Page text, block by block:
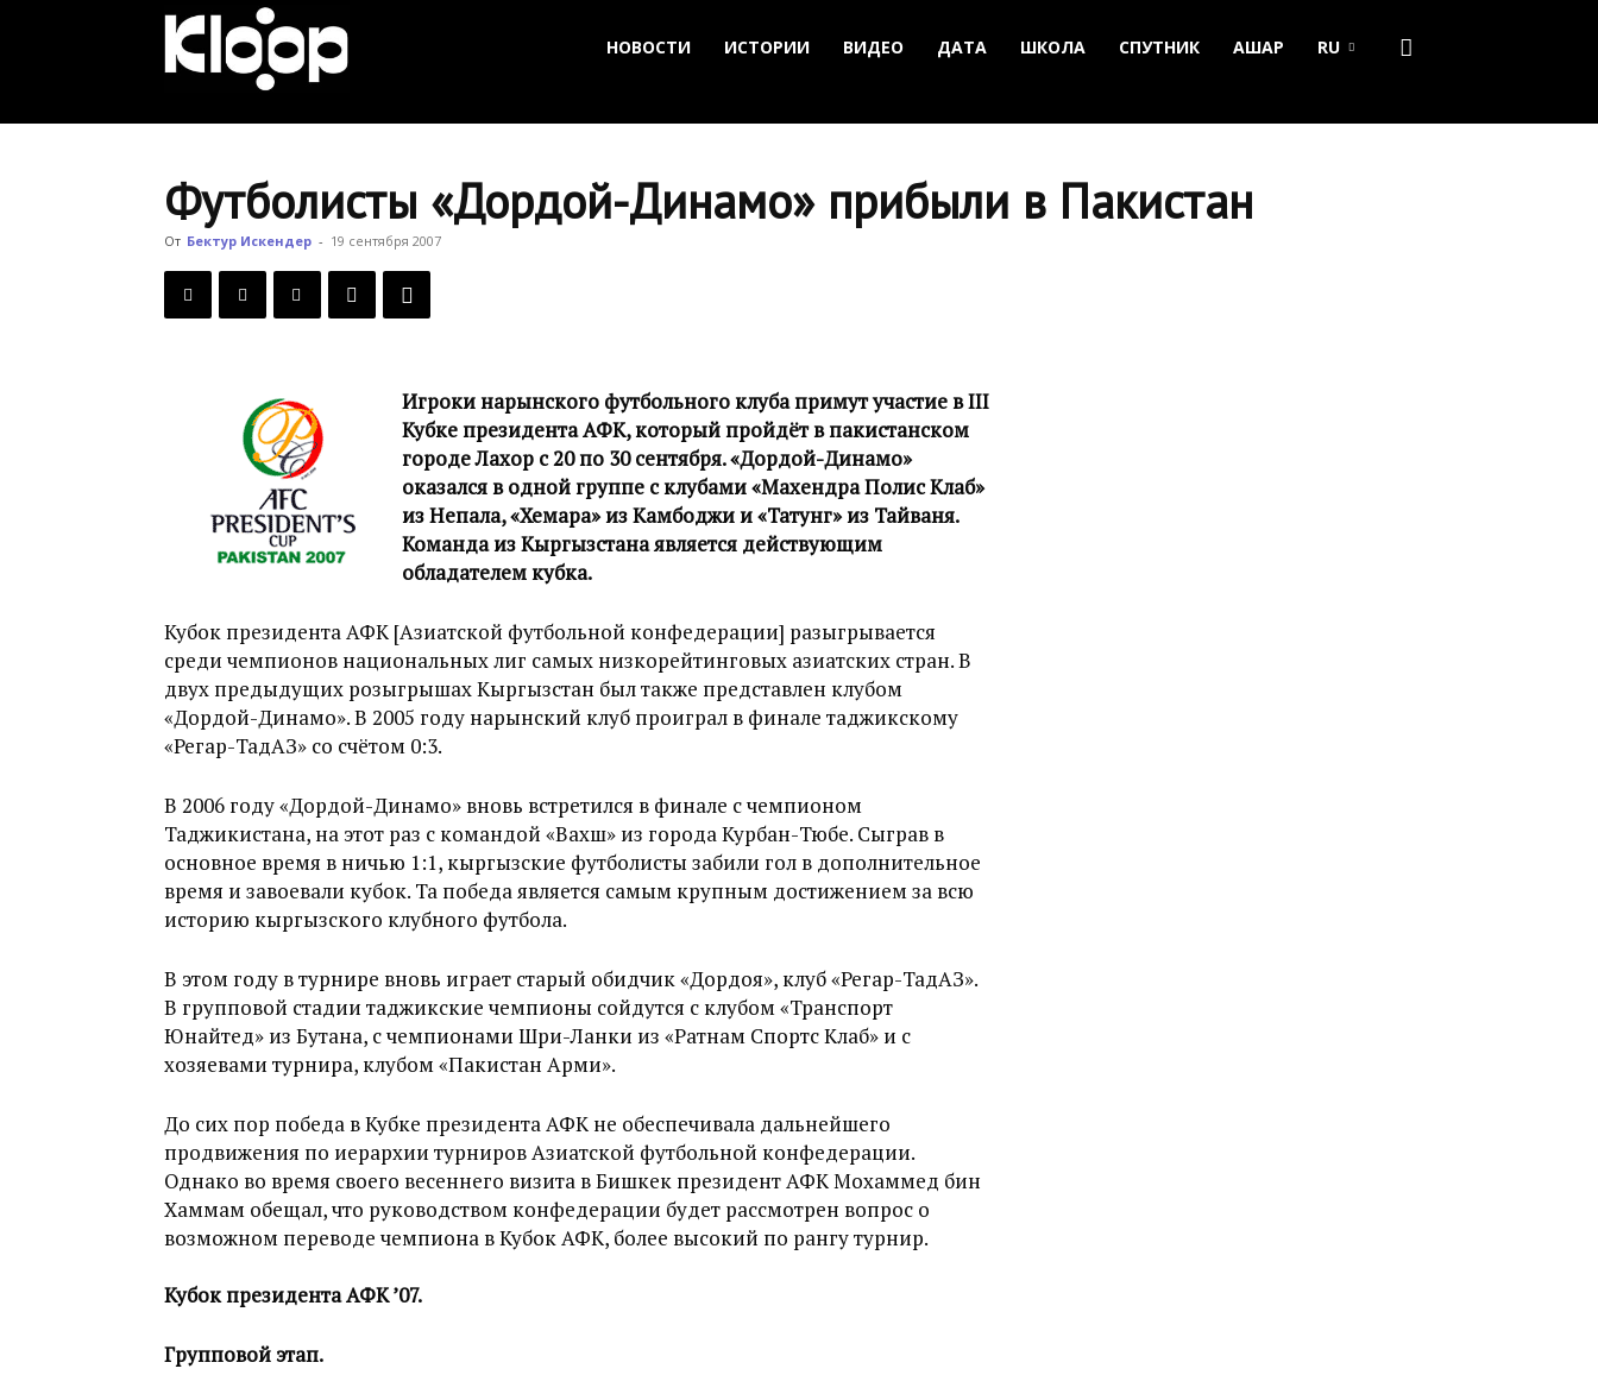
Новости
НОВОСТИ ИСТОРИИ ВИДЕО ДАТА ШКОЛА СПУТНИК АШАР RU
Футболисты «Дордой-Динамо» прибыли в Пакистан
От Бектур Искендер - 19 сентября 2007
Игроки нарынского футбольного клуба примут участие в III
Кубке президента АФК, который пройдёт в пакистанском
городе Лахор с 20 по 30 сентября. «Дордой-Динамо»
оказался в одной группе с клубами «Махендра Полис Клаб»
из Непала, «Хемара» из Камбоджи и «Татунг» из Тайваня.
Команда из Кыргызстана является действующим
обладателем кубка.
Кубок президента АФК [Азиатской футбольной конфедерации] разыгрывается
среди чемпионов национальных лиг самых низкорейтинговых азиатских стран. В
двух предыдущих розыгрышах Кыргызстан был также представлен клубом
«Дордой-Динамо». В 2005 году нарынский клуб проиграл в финале таджикскому
«Регар-ТадАЗ» со счётом 0:3.
В 2006 году «Дордой-Динамо» вновь встретился в финале с чемпионом
Таджикистана, на этот раз с командой «Вахш» из города Курбан-Тюбе. Сыграв в
основное время в ничью 1:1, кыргызские футболисты забили гол в дополнительное
время и завоевали кубок. Та победа является самым крупным достижением за всю
историю кыргызского клубного футбола.
В этом году в турнире вновь играет старый обидчик «Дордоя», клуб «Регар-ТадАЗ».
В групповой стадии таджикские чемпионы сойдутся с клубом «Транспорт
Юнайтед» из Бутана, с чемпионами Шри-Ланки из «Ратнам Спортс Клаб» и с
хозяевами турнира, клубом «Пакистан Арми».
До сих пор победа в Кубке президента АФК не обеспечивала дальнейшего
продвижения по иерархии турниров Азиатской футбольной конфедерации.
Однако во время своего весеннего визита в Бишкек президент АФК Мохаммед бин
Хаммам обещал, что руководством конфедерации будет рассмотрен вопрос о
возможном переводе чемпиона в Кубок АФК, более высокий по рангу турнир.
Кубок президента АФК ’07.
Групповой этап.